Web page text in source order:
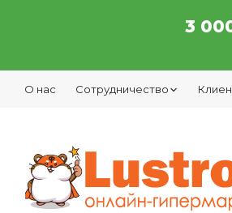
3
О нас Сотрудничество